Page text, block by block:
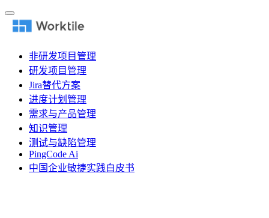
非研发项目管理
研发项目管理
Jira替代方案
进度计划管理
需求与产品管理
知识管理
测试与缺陷管理
PingCode Ai
中国企业敏捷实践白皮书